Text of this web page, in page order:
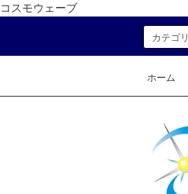
コスモウェーブ
ホーム